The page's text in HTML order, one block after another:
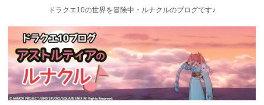
ドラクエ10の世界を冒険中・ルナクルのブログです♪